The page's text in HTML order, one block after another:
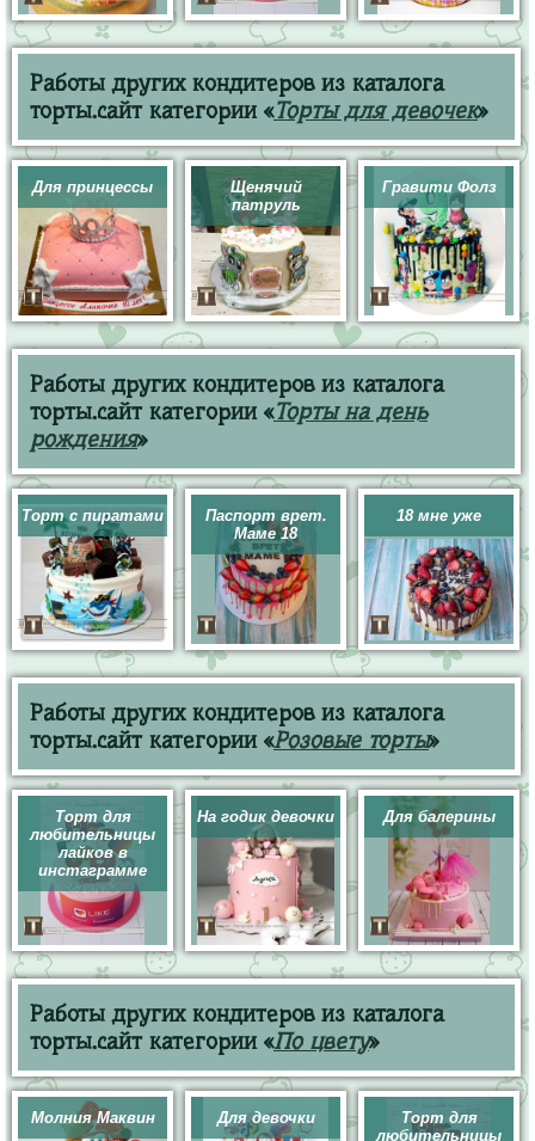
Работы других кондитеров из каталога
торты.сайт категории «Торты для девочек»
Для принцессы
Щенячий
патруль
Гравити Фолз
Работы других кондитеров из каталога
торты.сайт категории «Торты на день
рождения»
Торт с пиратами
Паспорт врет.
Маме 18
18 мне уже
Работы других кондитеров из каталога
торты.сайт категории «Розовые торты»
Торт для
любительницы
лайков в
инстаграмме
На годик девочки Для балерины
Работы других кондитеров из каталога
торты.сайт категории «По цвету»
Молния Маквин Для девочки
Торт для
любительницы